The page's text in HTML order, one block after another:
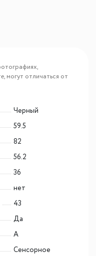
могут отличаться от
Черный
59.5
82
56.2
36
нет
43
Да
A
Сенсорное